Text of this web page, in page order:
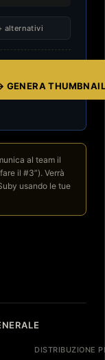
alternativi
GENERA THUMBNAIL
al team il
il #3”). Verrà
usando le tue
DISTRIBUZIONE